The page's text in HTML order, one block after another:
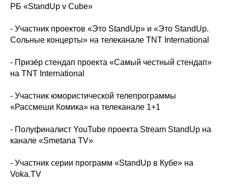
РБ «StandUp v Cube»
- Участник проектов «Это StandUp» и «Это StandUp.
Сольные концерты» на телеканале TNT International
- Призёр стендап проекта «Самый честный стендап»
на TNT International
- Участник юмористической телепрограммы
«Рассмеши Комика» на телеканале 1+1
- Полуфиналист YouTube проекта Stream StandUp на
канале «Smetana TV»
- Участник серии программ «StandUp в Кубе» на
Voka.TV